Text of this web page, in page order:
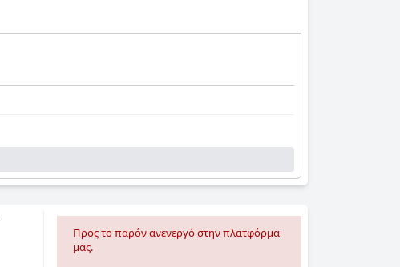
Προς το παρόν ανενεργό στην πλατφόρμα
μας.